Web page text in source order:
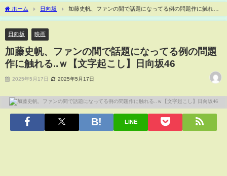
ホーム 日向坂
加藤史帆、ファンの間で話題になってる例の問題作に触れ
る..ｗ【文字起こし】日向坂46
日向坂 映画
加藤史帆、ファンの間で話題になってる例の問題
作に触れる..ｗ【文字起こし】日向坂46
2025年5月17日 2025年5月17日
LINE